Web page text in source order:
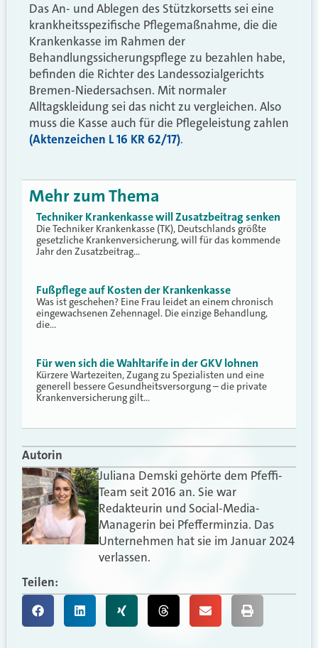
Das An- und Ablegen des Stützkorsetts sei eine
krankheitsspezifische Pflegemaßnahme, die die
Krankenkasse im Rahmen der
Behandlungssicherungspflege zu bezahlen habe,
befinden die Richter des Landessozialgerichts
Bremen-Niedersachsen. Mit normaler
Alltagskleidung sei das nicht zu vergleichen. Also
muss die Kasse auch für die Pflegeleistung zahlen
(Aktenzeichen L 16 KR 62/17).
Mehr zum Thema
Techniker Krankenkasse will Zusatzbeitrag senken
Die Techniker Krankenkasse (TK), Deutschlands größte
gesetzliche Krankenversicherung, will für das kommende
Jahr den Zusatzbeitrag…
Fußpflege auf Kosten der Krankenkasse
Was ist geschehen? Eine Frau leidet an einem chronisch
eingewachsenen Zehennagel. Die einzige Behandlung,
die…
Für wen sich die Wahltarife in der GKV lohnen
Kürzere Wartezeiten, Zugang zu Spezialisten und eine
generell bessere Gesundheitsversorgung – die private
Krankenversicherung gilt…
Autorin
Juliana Demski gehörte dem Pfeffi-
Team seit 2016 an. Sie war
Redakteurin und Social-Media-
Managerin bei Pfefferminzia. Das
Unternehmen hat sie im Januar 2024
verlassen.
Teilen: